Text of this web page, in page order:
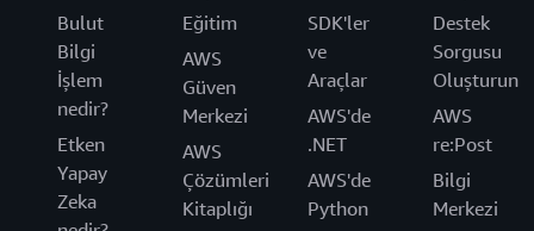
Bulut
Bilgi
İşlem
nedir?
Etken
Yapay
Zeka
Eğitim
AWS
Güven
Merkezi
AWS
Çözümleri
Kitaplığı
SDK'ler
ve
Araçlar
AWS'de
.NET
AWS'de
Python
Destek
Sorgusu
Oluşturun
AWS
re:Post
Bilgi
Merkezi